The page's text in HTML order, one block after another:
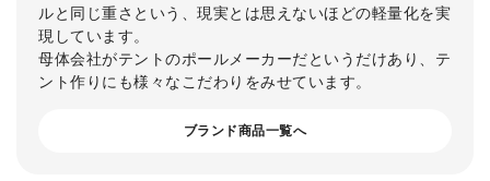
ルと同じ重さという、現実とは思えないほどの軽量化を実
現しています。
母体会社がテントのポールメーカーだというだけあり、テ
ント作りにも様々なこだわりをみせています。
ブランド商品一覧へ